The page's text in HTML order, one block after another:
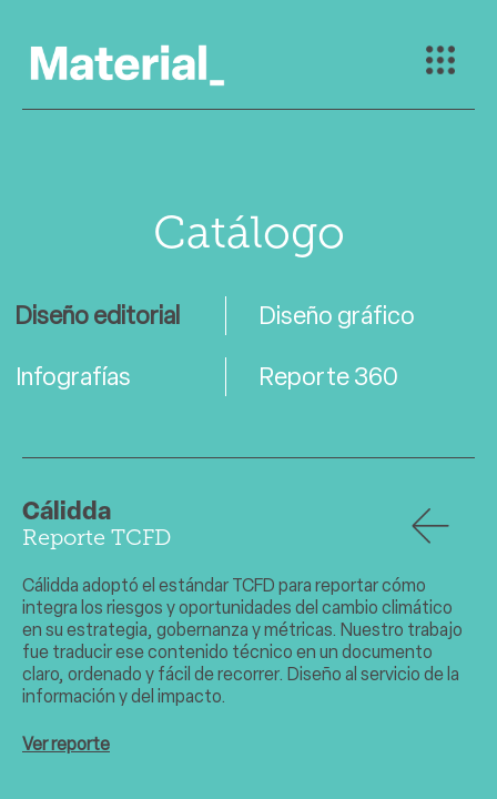
Catálogo
Diseño editorial Diseño gráfico
Infografías Reporte 360
Cálidda
Reporte TCFD
Cálidda adoptó el estándar TCFD para reportar cómo
integra los riesgos y oportunidades del cambio climático
en su estrategia, gobernanza y métricas. Nuestro trabajo
fue traducir ese contenido técnico en un documento
claro, ordenado y fácil de recorrer. Diseño al servicio de la
información y del impacto.
Ver reporte